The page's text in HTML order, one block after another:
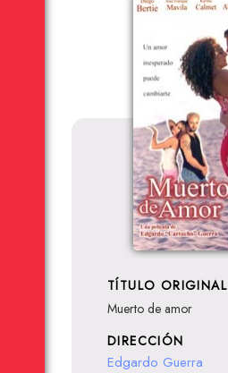
TÍTULO ORIGINAL
Muerto de amor
DIRECCIÓN
Edgardo Guerra